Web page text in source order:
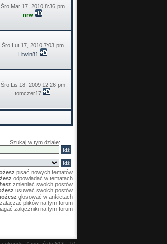
Śro Mar 17, 2010 8:36 pm
nrw
Śro Lut 17, 2010 7:03 pm
Litwin81
Śro Lis 18, 2009 12:26 pm
tomczer17
Szukaj w tym dziale:
pisać nowych tematów
odpowiadać w tematach
zmieniać swoich postów
usuwać swoich postów
głosować w ankietach
załączać plików na tym forum
załączniki na tym forum